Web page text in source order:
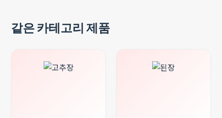
같은 카테고리 제품